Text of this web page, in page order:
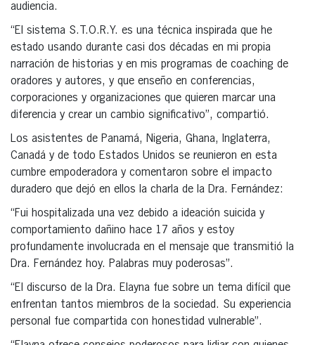
audiencia.
“El sistema S.T.O.R.Y. es una técnica inspirada que he
estado usando durante casi dos décadas en mi propia
narración de historias y en mis programas de coaching de
oradores y autores, y que enseño en conferencias,
corporaciones y organizaciones que quieren marcar una
diferencia y crear un cambio significativo”, compartió.
Los asistentes de Panamá, Nigeria, Ghana, Inglaterra,
Canadá y de todo Estados Unidos se reunieron en esta
cumbre empoderadora y comentaron sobre el impacto
duradero que dejó en ellos la charla de la Dra. Fernández:
“Fui hospitalizada una vez debido a ideación suicida y
comportamiento dañino hace 17 años y estoy
profundamente involucrada en el mensaje que transmitió la
Dra. Fernández hoy. Palabras muy poderosas”.
“El discurso de la Dra. Elayna fue sobre un tema difícil que
enfrentan tantos miembros de la sociedad. Su experiencia
personal fue compartida con honestidad vulnerable”.